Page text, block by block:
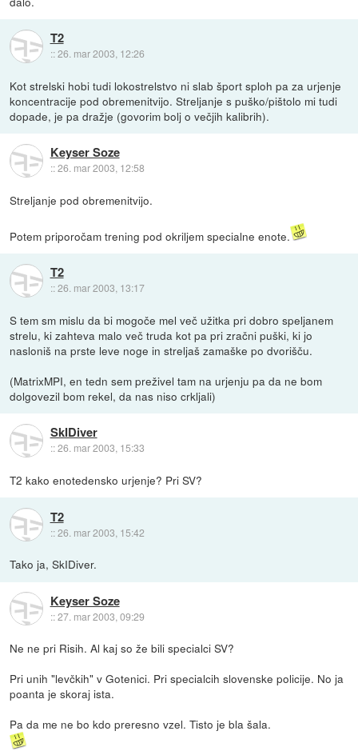
T2
::26. mar 2003, 12:26
Kot strelski hobi tudi lokostrelstvo ni slab šport sploh pa za urjenje
koncentracije pod obremenitvijo. Streljanje s puško/pištolo mi tudi
dopade, je pa dražje (govorim bolj o večjih kalibrih).
Keyser Soze
::26. mar 2003, 12:58
Streljanje pod obremenitvijo.
Potem priporočam trening pod okriljem specialne enote.
T2
::26. mar 2003, 13:17
S tem sm mislu da bi mogoče mel več užitka pri dobro speljanem
strelu, ki zahteva malo več truda kot pa pri zračni puški, ki jo
nasloniš na prste leve noge in streljaš zamaške po dvorišču.
(MatrixMPI, en tedn sem preživel tam na urjenju pa da ne bom
dolgovezil bom rekel, da nas niso crkljali)
SkIDiver
::26. mar 2003, 15:33
T2 kako enotedensko urjenje? Pri SV?
T2
::26. mar 2003, 15:42
Tako ja, SkIDiver.
Keyser Soze
::27. mar 2003, 09:29
Ne ne pri Risih. Al kaj so že bili specialci SV?
Pri unih "levčkih" v Gotenici. Pri specialcih slovenske policije. No ja
poanta je skoraj ista.
Pa da me ne bo kdo preresno vzel. Tisto je bla šala.